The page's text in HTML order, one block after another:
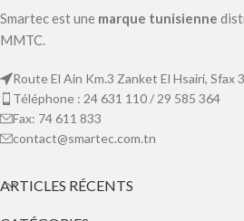
Smartec est une marque tunisienne
MMTC.
Route El Ain Km.3 Zanket El Hsairi, Sfax
Téléphone : 24 631 110 / 29 585 364
Fax: 74 611 833
contact@smartec.com.tn
ARTICLES RÉCENTS